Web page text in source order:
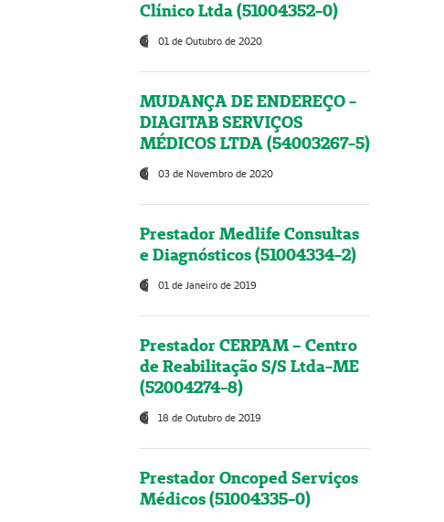
Clínico Ltda (51004352-0)
01 de Outubro de 2020
MUDANÇA DE ENDEREÇO -
DIAGITAB SERVIÇOS
MÉDICOS LTDA (54003267-5)
03 de Novembro de 2020
Prestador Medlife Consultas
e Diagnósticos (51004334-2)
01 de Janeiro de 2019
Prestador CERPAM – Centro
de Reabilitação S/S Ltda-ME
(52004274-8)
18 de Outubro de 2019
Prestador Oncoped Serviços
Médicos (51004335-0)